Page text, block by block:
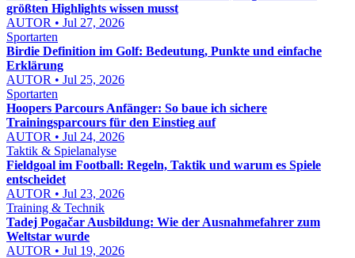
größten Highlights wissen musst
AUTOR • Jul 27, 2026
Sportarten
Birdie Definition im Golf: Bedeutung, Punkte und einfache
Erklärung
AUTOR • Jul 25, 2026
Sportarten
Hoopers Parcours Anfänger: So baue ich sichere
Trainingsparcours für den Einstieg auf
AUTOR • Jul 24, 2026
Taktik & Spielanalyse
Fieldgoal im Football: Regeln, Taktik und warum es Spiele
entscheidet
AUTOR • Jul 23, 2026
Training & Technik
Tadej Pogačar Ausbildung: Wie der Ausnahmefahrer zum
Weltstar wurde
AUTOR • Jul 19, 2026